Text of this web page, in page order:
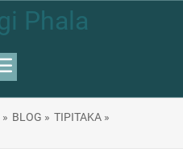
Phala
BLOG » TIPITAKA »